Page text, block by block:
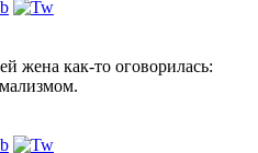
жена как-то оговорилась: